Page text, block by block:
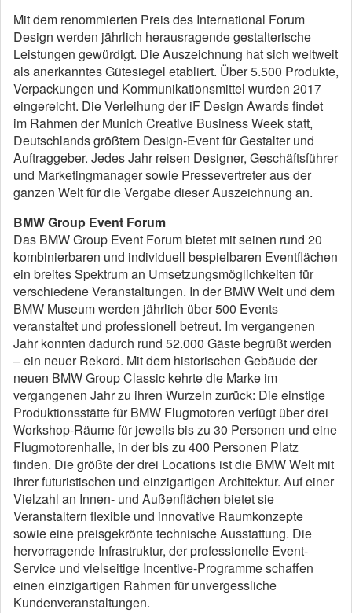
Mit dem renommierten Preis des International Forum
Design werden jährlich herausragende gestalterische
Leistungen gewürdigt. Die Auszeichnung hat sich weltweit
als anerkanntes Gütesiegel etabliert. Über 5.500 Produkte,
Verpackungen und Kommunikationsmittel wurden 2017
eingereicht. Die Verleihung der iF Design Awards findet
im Rahmen der Munich Creative Business Week statt,
Deutschlands größtem Design-Event für Gestalter und
Auftraggeber. Jedes Jahr reisen Designer, Geschäftsführer
und Marketingmanager sowie Pressevertreter aus der
ganzen Welt für die Vergabe dieser Auszeichnung an.
BMW Group Event Forum
Das BMW Group Event Forum bietet mit seinen rund 20
kombinierbaren und individuell bespielbaren Eventflächen
ein breites Spektrum an Umsetzungsmöglichkeiten für
verschiedene Veranstaltungen. In der BMW Welt und dem
BMW Museum werden jährlich über 500 Events
veranstaltet und professionell betreut. Im vergangenen
Jahr konnten dadurch rund 52.000 Gäste begrüßt werden
– ein neuer Rekord. Mit dem historischen Gebäude der
neuen BMW Group Classic kehrte die Marke im
vergangenen Jahr zu ihren Wurzeln zurück: Die einstige
Produktionsstätte für BMW Flugmotoren verfügt über drei
Workshop-Räume für jeweils bis zu 30 Personen und eine
Flugmotorenhalle, in der bis zu 400 Personen Platz
finden. Die größte der drei Locations ist die BMW Welt mit
ihrer futuristischen und einzigartigen Architektur. Auf einer
Vielzahl an Innen- und Außenflächen bietet sie
Veranstaltern flexible und innovative Raumkonzepte
sowie eine preisgekrönte technische Ausstattung. Die
hervorragende Infrastruktur, der professionelle Event-
Service und vielseitige Incentive-Programme schaffen
einen einzigartigen Rahmen für unvergessliche
Kundenveranstaltungen.